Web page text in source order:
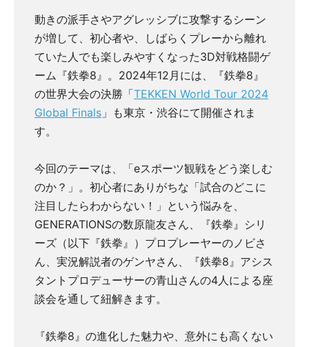
動きの派手さやアグレッシブに攻撃するシーン
が増して、初心者や、しばらくプレーから離れ
ていた人でも楽しみやすくなった3D対戦格闘ゲ
ーム『鉄拳8』。2024年12月には、『鉄拳8』
の世界大会の決勝「TEKKEN World Tour 2024
Global Finals 」も東京・渋谷にて開催されま
す。
今回のテーマは、「eスポーツ観戦をどう楽しむ
のか？」。初心者にありがちな「試合のどこに
注目したらわからない！」という悩みを、
GENERATIONSの数原龍友さん、『鉄拳』シリ
ーズ（以下『鉄拳』）プロプレーヤーのノビさ
ん、実況解説者のゲンヤさん、『鉄拳8』アシス
タントプロデューサーの青山さんの4人による座
談会を通して紐解きます。
『鉄拳8』の進化した魅力や、意外にも高くない